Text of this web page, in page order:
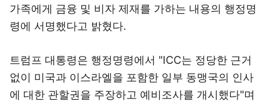
가족에게 금융 및 비자 제재를 가하는 내용의 행정명
령에 서명했다고 밝혔다.
트럼프 대통령은 행정명령에서 "ICC는 정당한 근거
없이 미국과 이스라엘을 포함한 일부 동맹국의 인사
에 대한 관할권을 주장하고 예비조사를 개시했다"며